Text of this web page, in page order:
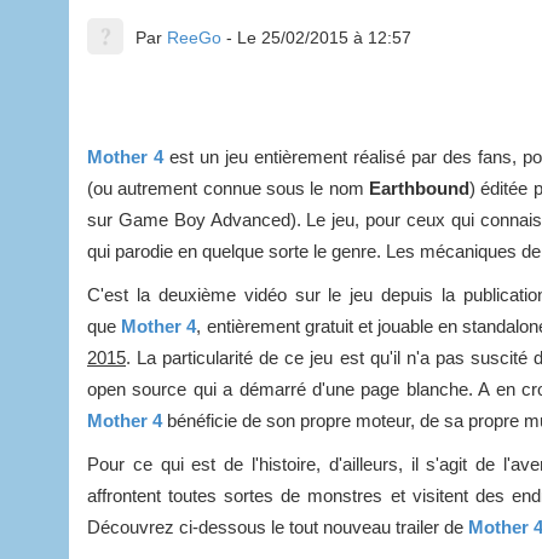
Par ReeGo - Le 25/02/2015 à 12:57
Mother 4est un jeu entièrement réalisé par des fans,
(ou autrement connue sous le nom Earthbound) éditée
sur Game Boy Advanced). Le jeu, pour ceux qui
qui parodie en quelque sorte le genre. Les mécaniques
C'est la deuxième vidéo sur le jeu depuis la
que Mother 4, entièrement gratuit et jouable en
2015. La particularité de ce jeu est qu'il n'a pas suscité
open source qui a démarré d'une page blanche. A en
Mother 4bénéficie de son propre moteur, de sa propre
Pour ce qui est de l'histoire, d'ailleurs, il s'agit de
affrontent toutes sortes de monstres et visitent des
Découvrez ci-dessous le tout nouveau trailer de Mother 4